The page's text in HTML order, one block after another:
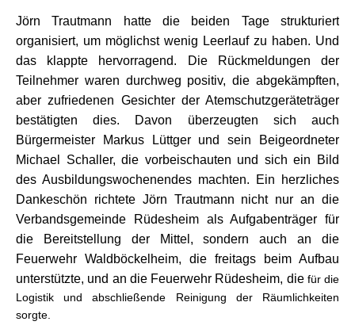
Jörn Trautmann hatte die beiden Tage strukturiert
organisiert, um möglichst wenig Leerlauf zu haben. Und
das klappte hervorragend. Die Rückmeldungen der
Teilnehmer waren durchweg positiv, die abgekämpften,
aber zufriedenen Gesichter der Atemschutzgeräteträger
bestätigten dies. Davon überzeugten sich auch
Bürgermeister Markus Lüttger und sein Beigeordneter
Michael Schaller, die vorbeischauten und sich ein Bild
des Ausbildungswochenendes machten. Ein herzliches
Dankeschön richtete Jörn Trautmann nicht nur an die
Verbandsgemeinde Rüdesheim als Aufgabenträger für
die Bereitstellung der Mittel, sondern auch an die
Feuerwehr Waldböckelheim, die freitags beim Aufbau
unterstützte, und an die Feuerwehr Rüdesheim, die für die
Logistik und abschließende Reinigung der Räumlichkeiten
sorgte.